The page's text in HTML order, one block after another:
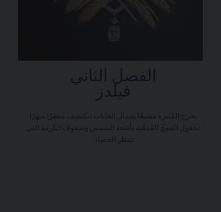
الفصل الثاني
فيلدز
يخرج المُتنزِه مشبعًا بجمال الغابات ليكتشف منظرًا مبهرًا
لحقول القمح المُذهَّبة بأشعة الشمس وصفوف الكرمة التي
تنتظر الحصاد.